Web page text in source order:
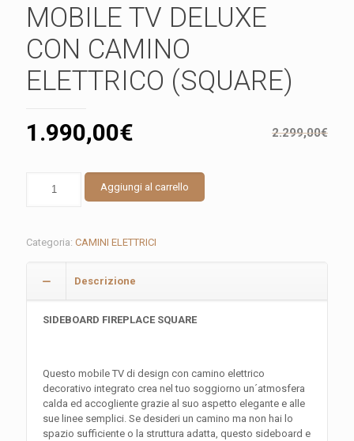
MOBILE TV DELUXE
CON CAMINO
ELETTRICO (SQUARE)
2.299,00€
1.990,00€
CAMINO
quantità
Aggiungi al carrello
Categoria: CAMINI ELETTRICI
Descrizione
SIDEBOARD FIREPLACE SQUARE
Questo mobile TV di design con camino elettrico
decorativo integrato crea nel tuo soggiorno un´atmosfera
calda ed accogliente grazie al suo aspetto elegante e alle
sue linee semplici. Se desideri un camino ma non hai lo
spazio sufficiente o la struttura adatta, questo sideboard e